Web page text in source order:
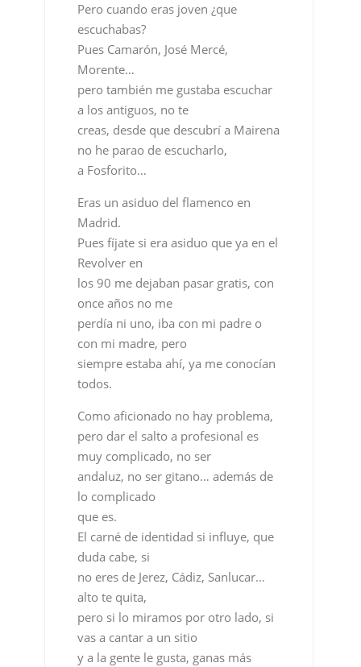
a los antiguos, no te
creas, desde que descubrí a Mairena
no he parao de escucharlo,
a Fosforito…
Eras un asiduo del flamenco en
Madrid.
Pues fíjate si era asiduo que ya en el
Revolver en
once años no me
perdía ni uno, iba con mi padre o
con mi madre, pero
siempre estaba ahí, ya me conocían
todos.
Como aficionado no hay problema,
pero dar el salto a profesional es
muy complicado, no ser
andaluz, no ser gitano… además de
que es.
El carné de identidad si influye, que
duda cabe, si
no eres de Jerez, Cádiz, Sanlucar…
alto te quita,
pero si lo miramos por otro lado, si
vas a cantar a un sitio
y a la gente le gusta, ganas más
puntos, de Madrid,
no es gitano y encima canta bien…
También es
cierto que para entrar en el circuito
de flamenco resulta